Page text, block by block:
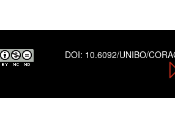
DOI: 10.6092/UNIBO/